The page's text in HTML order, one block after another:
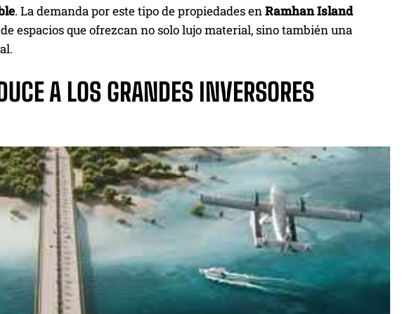
. La demanda por este tipo de propiedades enRamhan Island
espacios que ofrezcan no solo lujo material, sino también una
A LOS GRANDES INVERSORES